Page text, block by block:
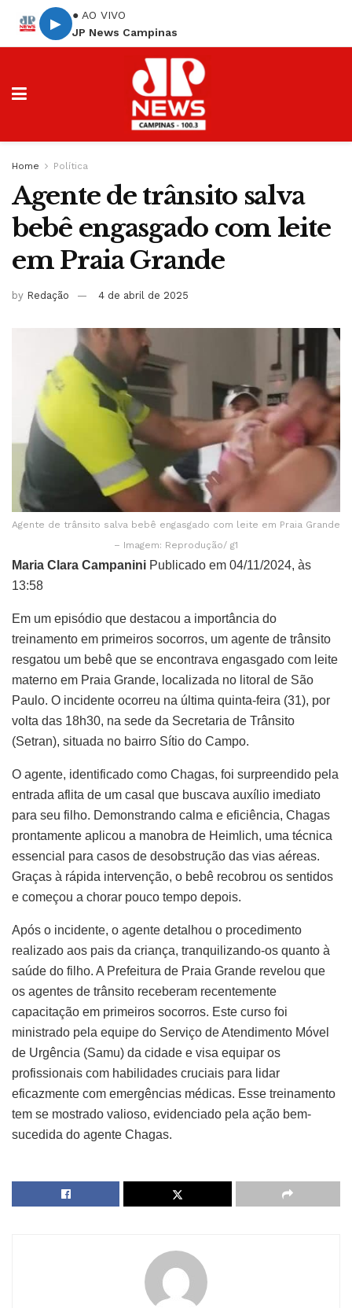
▶
● AO VIVO
JP News Campinas
Home Política
Agente de trânsito salva
bebê engasgado com leite
em Praia Grande
by Redação 4 de abril de 2025
Agente de trânsito salva bebê engasgado com leite em Praia Grande
– Imagem: Reprodução/ g1
Maria Clara Campanini Publicado em 04/11/2024, às
13:58
Em um episódio que destacou a importância do
treinamento em primeiros socorros, um agente de trânsito
resgatou um bebê que se encontrava engasgado com leite
materno em Praia Grande, localizada no litoral de São
Paulo. O incidente ocorreu na última quinta-feira (31), por
volta das 18h30, na sede da Secretaria de Trânsito
(Setran), situada no bairro Sítio do Campo.
O agente, identificado como Chagas, foi surpreendido pela
entrada aflita de um casal que buscava auxílio imediato
para seu filho. Demonstrando calma e eficiência, Chagas
prontamente aplicou a manobra de Heimlich, uma técnica
essencial para casos de desobstrução das vias aéreas.
Graças à rápida intervenção, o bebê recobrou os sentidos
e começou a chorar pouco tempo depois.
Após o incidente, o agente detalhou o procedimento
realizado aos pais da criança, tranquilizando-os quanto à
saúde do filho. A Prefeitura de Praia Grande revelou que
os agentes de trânsito receberam recentemente
capacitação em primeiros socorros. Este curso foi
ministrado pela equipe do Serviço de Atendimento Móvel
de Urgência (Samu) da cidade e visa equipar os
profissionais com habilidades cruciais para lidar
eficazmente com emergências médicas. Esse treinamento
tem se mostrado valioso, evidenciado pela ação bem-
sucedida do agente Chagas.